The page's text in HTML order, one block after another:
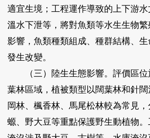
適宜生境；工程運作導致的上下游
溫水下泄等，將對魚類等水生生物繁
影響，魚類種類組成、種群結構、
發生改變。
（三）陸生生態影響。評價區位
葉林區域，植被類型以闊葉林和針
岡林、楓香林、馬尾松林較為常見
螈、野大豆等重點保護野生動植物